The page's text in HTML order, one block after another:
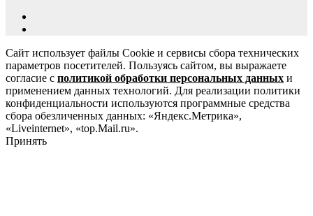
Сайт использует файлы Cookie и сервисы сбора технических
параметров посетителей. Пользуясь сайтом, вы выражаете
согласие с политикой обработки персональных данных и
применением данных технологий. Для реализации политики
конфиденциальности используются программные средства
сбора обезличенных данных: «Яндекс.Метрика»,
«Liveinternet», «top.Mail.ru».
Принять